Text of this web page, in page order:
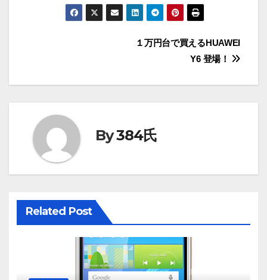
ビ
ゲ
ー
ョ
１万円台で買えるHUAWEI
Y6 登場！
By384氏
Related Post